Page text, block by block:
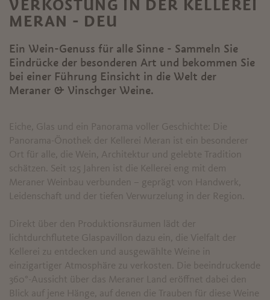
VERKOSTUNG IN DER KELLEREI
MERAN - DEU
Ein Wein-Genuss für alle Sinne - Sammeln Sie
Eindrücke der besonderen Art und bekommen Sie
bei einer Führung Einsicht in die Welt der
Meraner & Vinschger Weine.
Eiche, Glas und ein Panorama voller Geschichte: Die
Panorama-Önothek der Kellerei Meran ist ein besonderer
Ort für alle, die Wein, Architektur und gelebte Tradition
schätzen. Seit 125 Jahren ist die Kellerei eng mit dem
Meraner Weinbau verbunden – geprägt von Handwerk,
Leidenschaft und der tiefen Verwurzelung in der Region.
Direkt über den Produktionsräumen lädt der
lichtdurchflutete Glaspavillon dazu ein, die Vielfalt der
Kellerei zu entdecken und ausgewählte Weine in
einzigartiger Atmosphäre zu verkosten. Die beeindruckende
360°-Aussicht über das Meraner Land eröffnet dabei den
Blick auf jene Hänge, auf denen die Trauben für diese Weine